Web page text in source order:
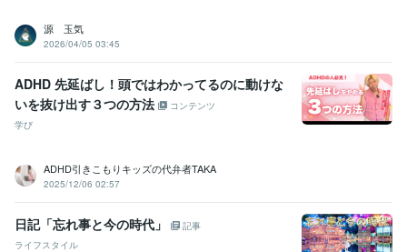
源 玉気
2026/04/05 03:45
ADHD 先延ばし！頭ではわかってるのに動けな
いを抜け出す３つの方法
コンテンツ
学び
ADHD引きこもりキッズの代弁者TAKA
2025/12/06 02:57
日記「忘れ事と今の時代」
記事
ライフスタイル